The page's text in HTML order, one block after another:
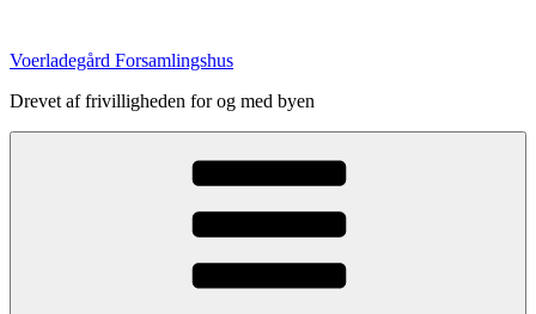
indhold
Voerladegård Forsamlingshus
Drevet af frivilligheden for og med byen